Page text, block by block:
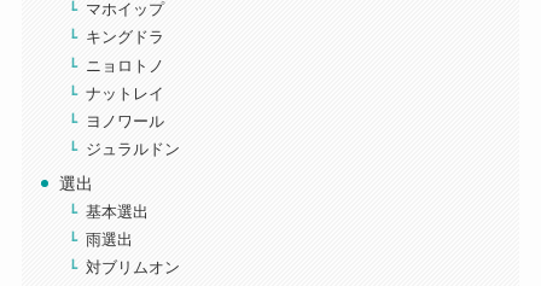
マホイップ
キングドラ
ニョロトノ
ナットレイ
ヨノワール
ジュラルドン
選出
基本選出
雨選出
対ブリムオン